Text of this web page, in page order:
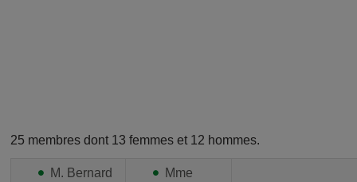
25 membres dont 13 femmes et 12 hommes.
M. Bernard
Mme